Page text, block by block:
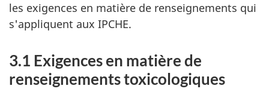
les exigences en matière de renseignements qui
s'appliquent aux IPCHE.
3.1 Exigences en matière de
renseignements toxicologiques